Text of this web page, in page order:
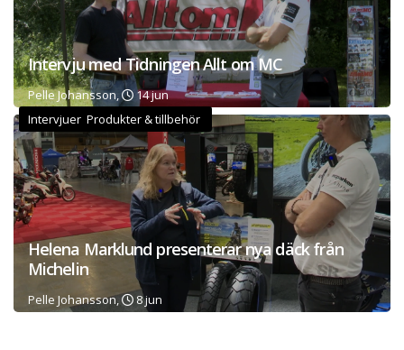
Intervju med Tidningen Allt om MC
Pelle Johansson,
14 jun
Intervjuer Produkter & tillbehör
Helena Marklund presenterar nya däck från
Michelin
Pelle Johansson, 8 jun